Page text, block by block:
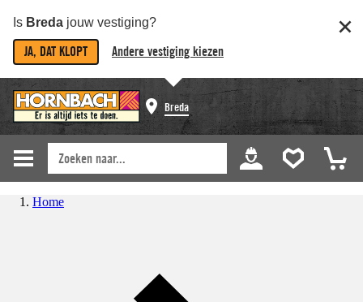
Is Breda jouw vestiging?
JA, DAT KLOPT Andere vestiging kiezen
Breda
Home